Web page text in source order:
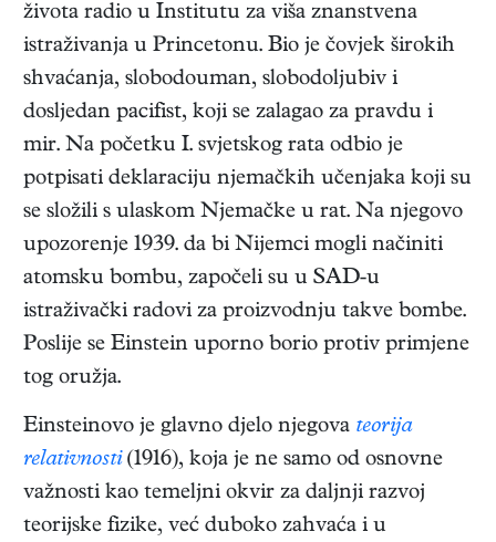
života radio u Institutu za viša znanstvena
istraživanja u Princetonu. Bio je čovjek širokih
shvaćanja, slobodouman, slobodoljubiv i
dosljedan pacifist, koji se zalagao za pravdu i
mir. Na početku I. svjetskog rata odbio je
potpisati deklaraciju njemačkih učenjaka koji su
se složili s ulaskom Njemačke u rat. Na njegovo
upozorenje 1939. da bi Nijemci mogli načiniti
atomsku bombu, započeli su u SAD-u
istraživački radovi za proizvodnju takve bombe.
Poslije se Einstein uporno borio protiv primjene
tog oružja.
Einsteinovo je glavno djelo njegova teorija
relativnosti(1916), koja je ne samo od osnovne
važnosti kao temeljni okvir za daljnji razvoj
teorijske fizike, već duboko zahvaća i u